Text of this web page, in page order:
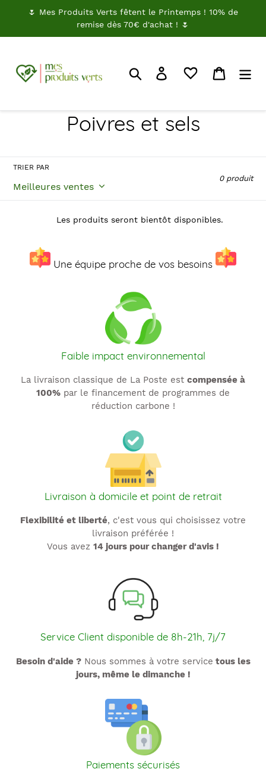
🌷 Mes Produits Verts fêtent le Printemps ! 10% de
remise dès 70€ d'achat ! 🌷
RechercherJe me connectePanier
C
l
e
t
n
:
Poivres et sels
TRIER PAR
0 produit
Les produits seront bientôt disponibles.
Une équipe proche de vos besoins
Faible impact environnemental
La livraison classique de La Poste est compensée à
100% par le financement de programmes de
réduction carbone !
Livraison à domicile et point de retrait
Flexibilité et liberté, c'est vous qui choisissez votre
livraison préférée !
Vous avez 14 jours pour changer d'avis !
Service Client disponible de 8h-21h, 7j/7
Besoin d'aide ?Nous sommes à votre service tous les
jours, même le dimanche !
Paiements sécurisés